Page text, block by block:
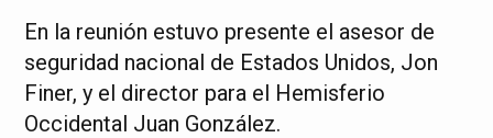
En la reunión estuvo presente el asesor de
seguridad nacional de Estados Unidos, Jon
Finer, y el director para el Hemisferio
Occidental Juan González.